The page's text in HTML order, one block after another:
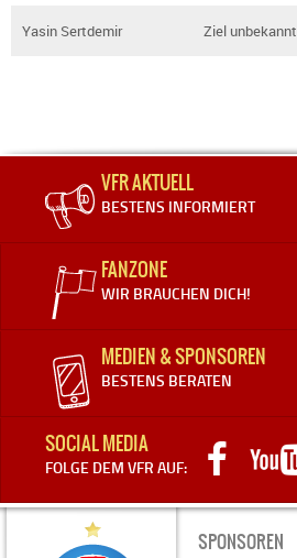
Yasin Sertdemir Ziel unbekannt
VFR AKTUELL
BESTENS INFORMIERT
FANZONE
WIR BRAUCHEN DICH!
MEDIEN & SPONSOREN
BESTENS BERATEN
SOCIAL MEDIA
FOLGE DEM VFR AUF:
SPONSOREN